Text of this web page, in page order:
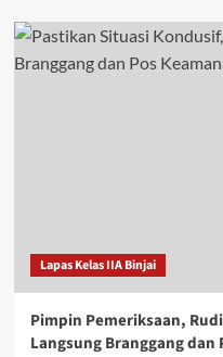
Lapas Kelas IIA Binjai
Pimpin Pemeriksaan,
Langsung Branggang dan